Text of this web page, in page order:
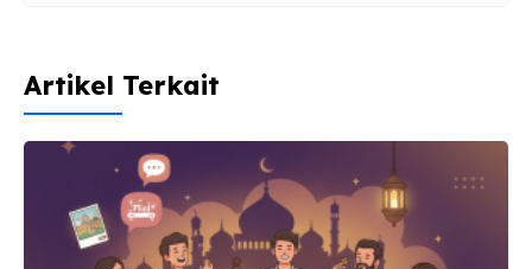
Artikel Terkait